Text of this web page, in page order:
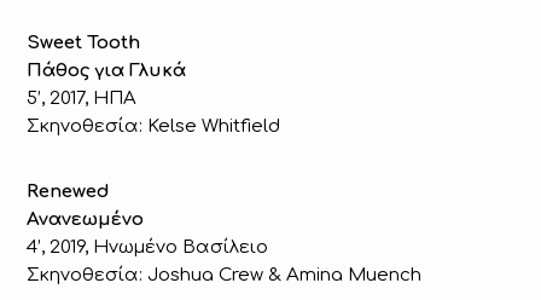
Sweet Tooth
Πάθος για Γλυκά
5’, 2017, ΗΠΑ
Σκηνοθεσία: Kelse Whitfield
Renewed
Ανανεωμένο
4’, 2019, Ηνωμένο Βασίλειο
Σκηνοθεσία: Joshua Crew & Amina Muench